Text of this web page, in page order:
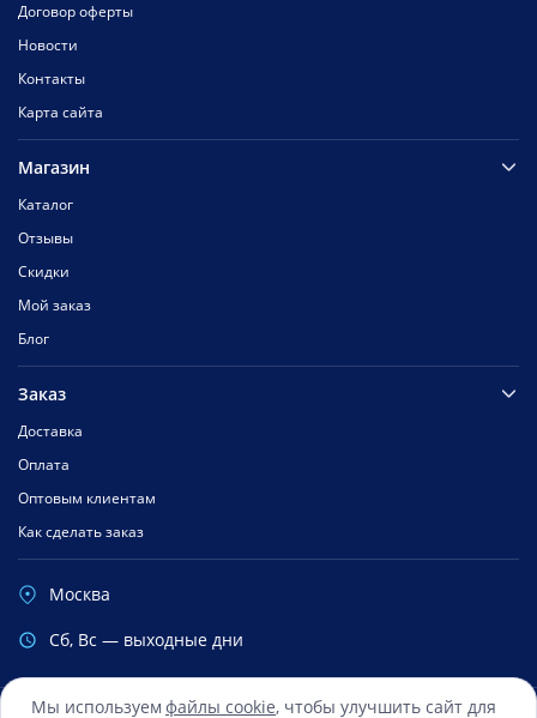
Мы используем файлы cookie, чтобы улучшить сайт для
Договор оферты
Новости
Контакты
Карта сайта
Магазин
Каталог
Отзывы
Скидки
Мой заказ
Блог
Заказ
Доставка
Оплата
Оптовым клиентам
Как сделать заказ
Москва
Cб, Вс — выходные дни